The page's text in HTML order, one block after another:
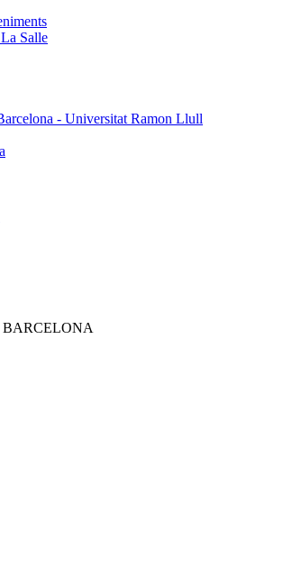
Salle
- Universitat Ramon Llull